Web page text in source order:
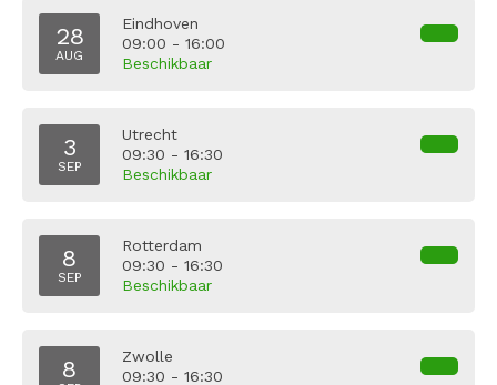
28
AUG
Eindhoven
09:00 - 16:00
Beschikbaar
3
SEP
Utrecht
09:30 - 16:30
Beschikbaar
8
SEP
Rotterdam
09:30 - 16:30
Beschikbaar
8
Zwolle
09:30 - 16:30